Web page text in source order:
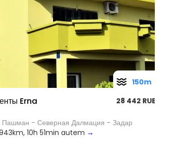
Erna
28 442 RUB
Пашман - Северная Далмация - Задар
10h 51min autem →
150m